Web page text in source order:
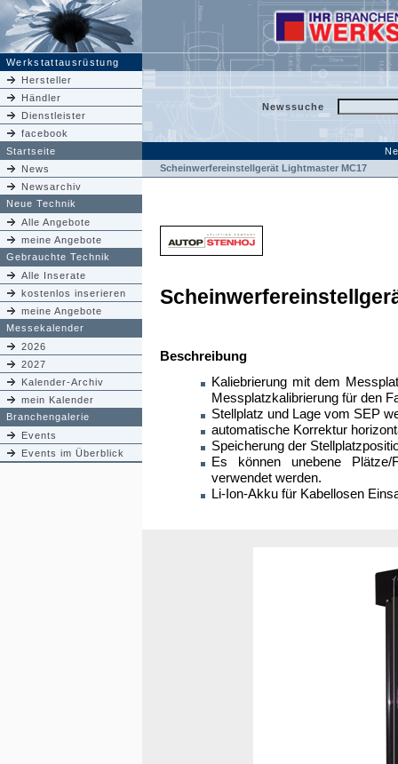
Werkstattausrüstung
Hersteller
Händler
Dienstleister
facebook
Newssuche
Startseite
News
Newsarchiv
Neue Technik
Alle Angebote
meine Angebote
Gebrauchte Technik
Alle Inserate
kostenlos inserieren
meine Angebote
Messekalender
2026
2027
Kalender-Archiv
mein Kalender
Branchengalerie
Events
Events im Überblick
Scheinwerfereinstellgerät Lightmaster MC17
Beschreibung
Kaliebrierung mit dem
Messplatzkalibrierung für den
Stellplatz und Lage vom SEP
automatische Korrektur
Speicherung der
Es können unebene Plätze/
verwendet werden.
Li-Ion-Akku für Kabellosen